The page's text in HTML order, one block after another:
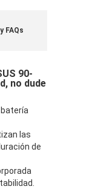
FAQs
90-
no dude
las
de